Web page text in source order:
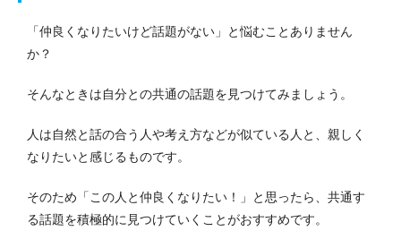
「仲良くなりたいけど話題がない」と悩むことありません
か？
そんなときは自分との共通の話題を見つけてみましょう。
人は自然と話の合う人や考え方などが似ている人と、親しく
なりたいと感じるものです。
そのため「この人と仲良くなりたい！」と思ったら、共通す
る話題を積極的に見つけていくことがおすすめです。